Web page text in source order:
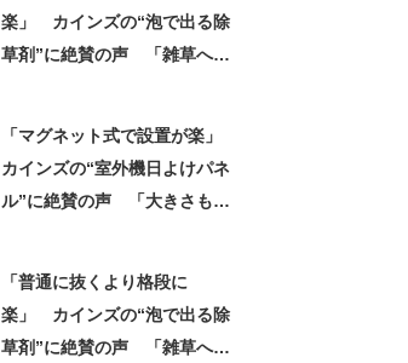
楽」 カインズの“泡で出る除
草剤”に絶賛の声 「雑草への
「マグネット式で設置が楽」
カインズの“室外機日よけパネ
ル”に絶賛の声 「大きさもあ
「普通に抜くより格段に
楽」 カインズの“泡で出る除
草剤”に絶賛の声 「雑草への